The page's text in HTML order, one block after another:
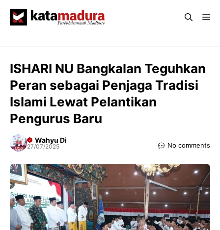
ISHARI NU Bangkalan Teguhkan
Peran sebagai Penjaga Tradisi
Islami Lewat Pelantikan
Pengurus Baru
Wahyu Di
27/07/2025 No comments